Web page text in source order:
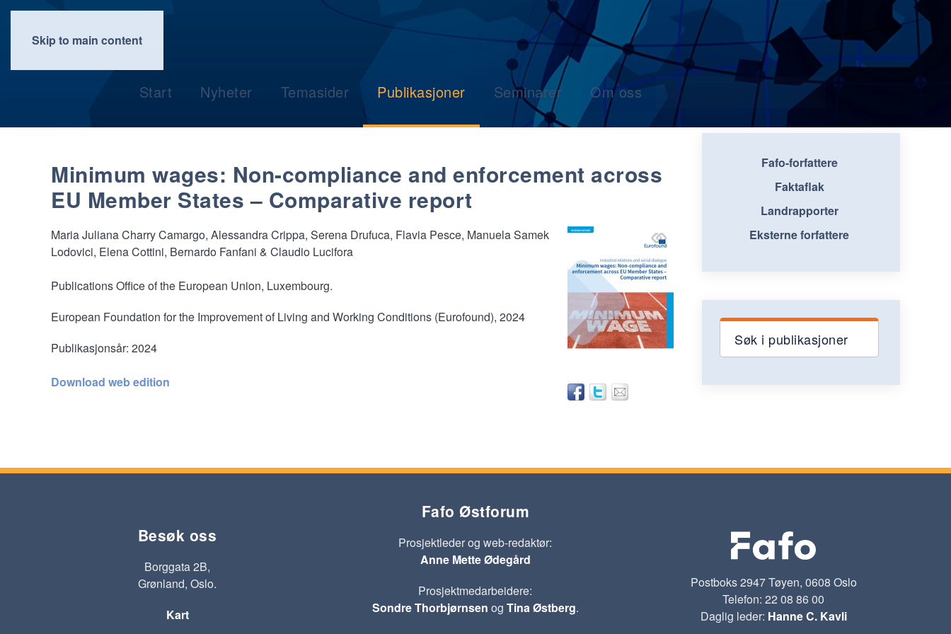
Skip to main content
Start Nyheter Temasider Publikasjoner Seminarer Om oss
Minimum wages: Non-compliance and enforcement across
EU Member States – Comparative report
Maria Juliana Charry Camargo, Alessandra Crippa, Serena Drufuca, Flavia Pesce, Manuela Samek
Lodovici, Elena Cottini, Bernardo Fanfani & Claudio Lucifora
Publications Office of the European Union, Luxembourg.
European Foundation for the Improvement of Living and Working Conditions (Eurofound), 2024
Publikasjonsår: 2024
Download web edition
Fafo-forfattere
Faktaflak
Landrapporter
Eksterne forfattere
Søk i publikasjoner
Besøk oss
Borggata 2B,
Grønland, Oslo.
Kart
Fafo Østforum
Prosjektleder og web-redaktør:
Anne Mette Ødegård
Prosjektmedarbeidere:
Sondre Thorbjørnsen og Tina Østberg.
Postboks 2947 Tøyen, 0608 Oslo
Telefon: 22 08 86 00
Daglig leder: Hanne C. Kavli